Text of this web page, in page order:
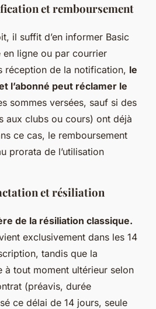
et remboursement
il suffit d’en informer Basic
en ligne ou par courrier
réception de la notification, le
l’abonné peut réclamer le
sommes versées, sauf si des
aux clubs ou cours) ont déjà
ce cas, le remboursement
prorata de l’utilisation
et résiliation
de la résiliation classique.
exclusivement dans les 14
tandis que la
à tout moment ultérieur selon
(préavis, durée
ce délai de 14 jours, seule